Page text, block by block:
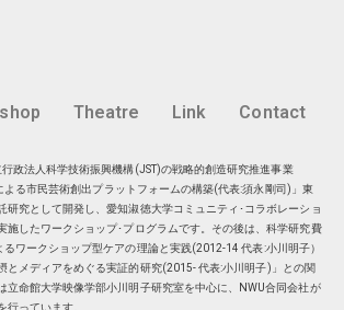
Theatre Link Contact
行政法人科学技術振興機構(JST)の戦略的創造研究推進事業
よる市民芸術創出プラットフォームの構築(代表:須永剛司)」東
研究として開発し、愛知淑徳大学コミュニティ･コラボレーショ
施したワークショップ･プログラムです。その後は、科学研究費
ワークショップ型ケアの理論と実践(2012-14 代表:小川明子）
とメディアをめぐる実証的研究(2015- 代表:小川明子)」との関
立命館大学映像学部小川明子研究室を中心に、 NWU合同会社が
行っています。